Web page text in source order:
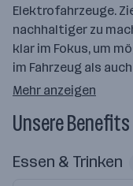
Elektrofahrzeuge.
nachhaltiger zu
klar im Fokus, um
im Fahrzeug als
Mehr anzeigen
Unsere Benefits
Essen & Trinken